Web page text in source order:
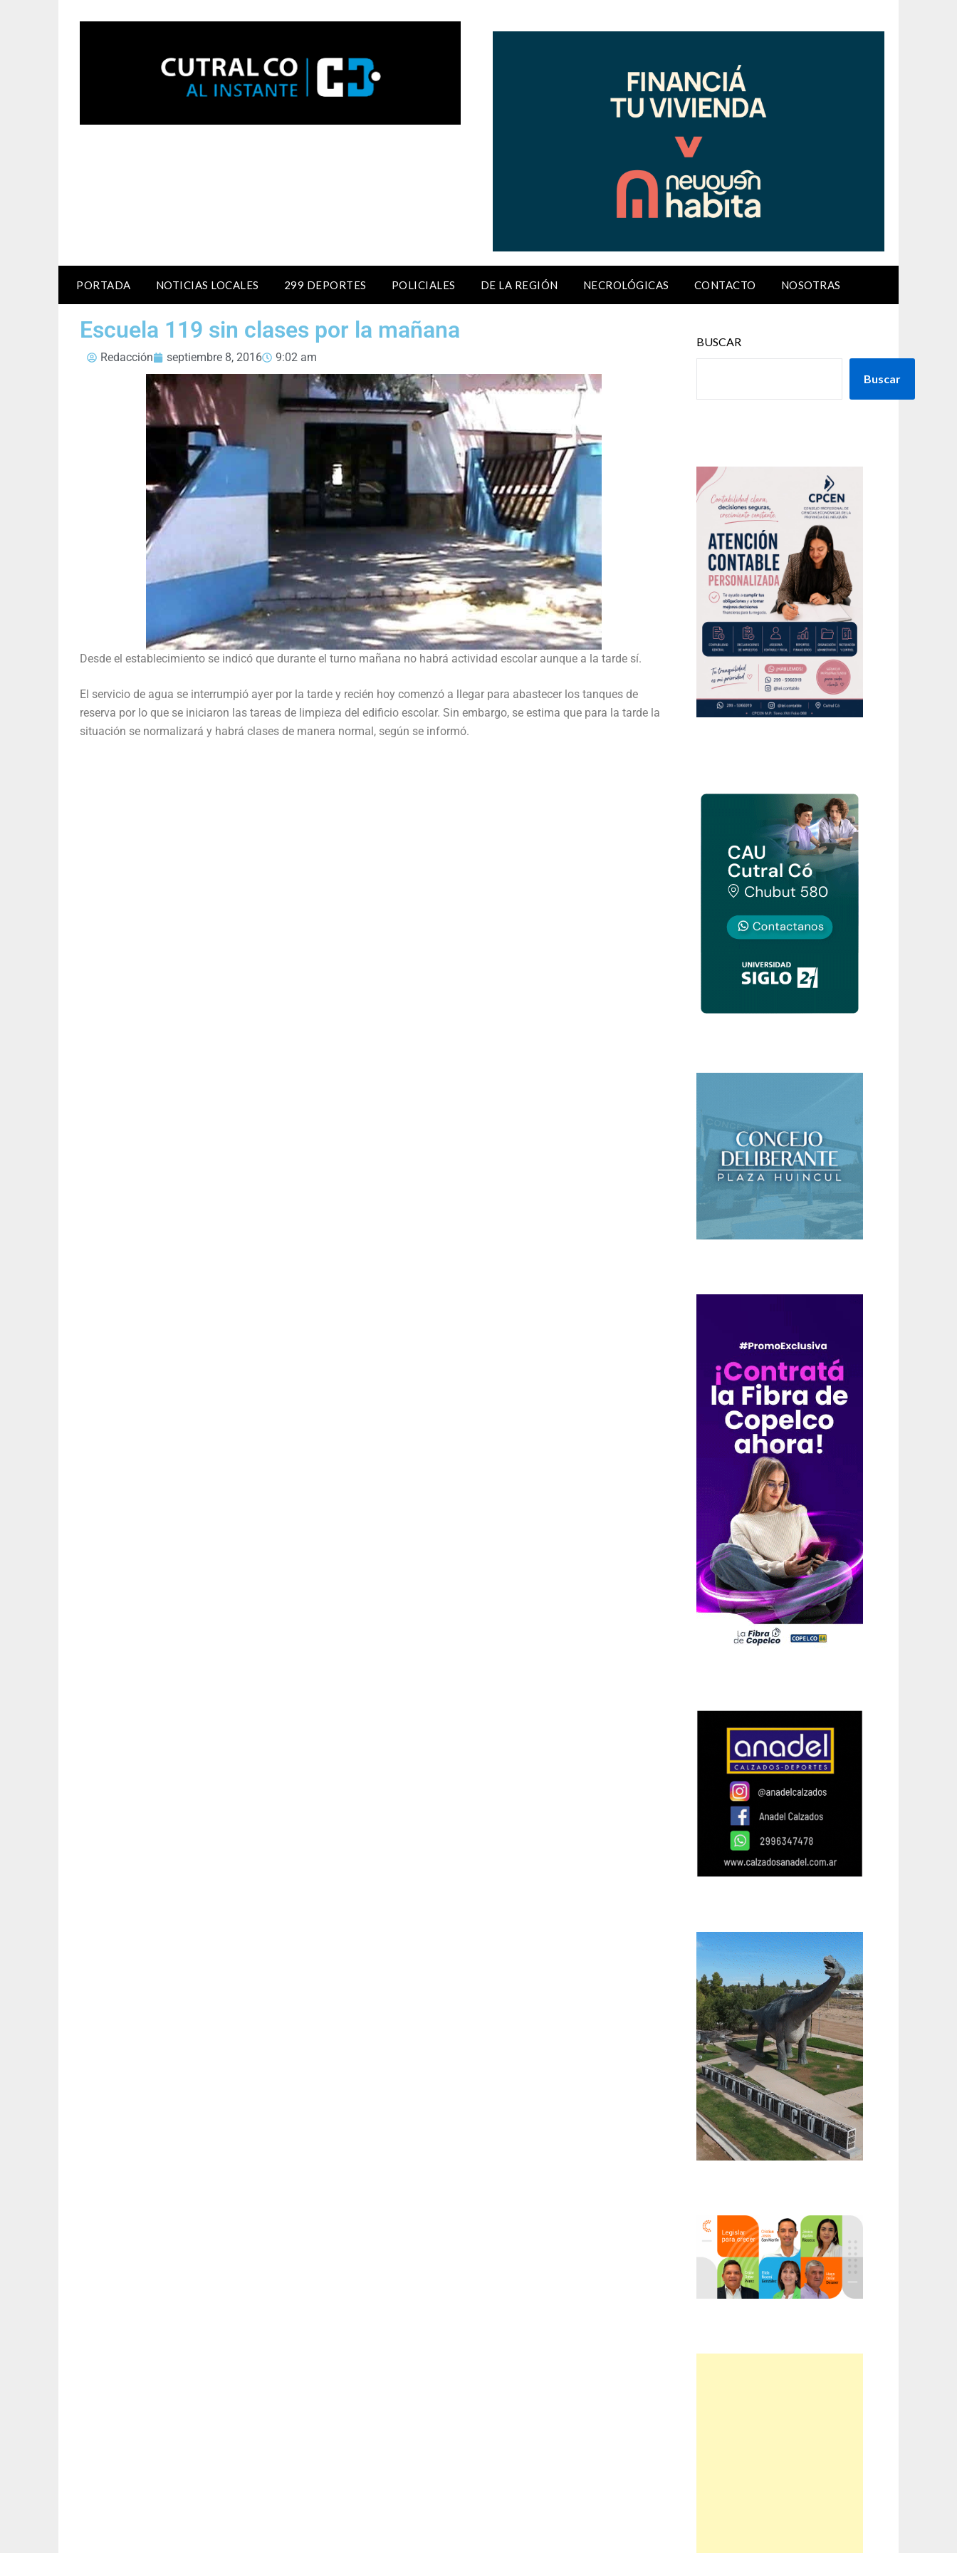
PORTADA NOTICIAS LOCALES 299 DEPORTES POLICIALES DE LA REGIÓN NECROLÓGICAS CONTACTO NOSOTRAS
Escuela 119 sin clases por la mañana
Redacción septiembre 8, 2016 9:02 am
Desde el establecimiento se indicó que durante el turno mañana no habrá actividad escolar aunque a la tarde sí.
El servicio de agua se interrumpió ayer por la tarde y recién hoy comenzó a llegar para abastecer los tanques de
reserva por lo que se iniciaron las tareas de limpieza del edificio escolar. Sin embargo, se estima que para la tarde la
situación se normalizará y habrá clases de manera normal, según se informó.
BUSCAR
Buscar